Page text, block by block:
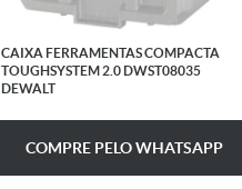
CAIXA FERRAMENTAS COMPACTA
TOUGHSYSTEM 2.0 DWST08035
DEWALT
COMPRE PELO WHATSAPP